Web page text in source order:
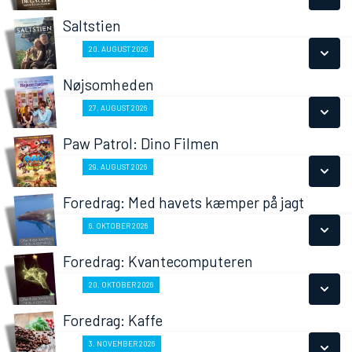
SE ALLE DAGE
Saltstien
20. AUGUST 2026
SE ALLE DAGE
Nøjsomheden
27. AUGUST 2026
SE ALLE DAGE
Paw Patrol: Dino Filmen
29. AUGUST 2026
SE ALLE DAGE
Foredrag: Med havets kæmper på jagt
6. OKTOBER 2026
SE ALLE DAGE
Foredrag: Kvantecomputeren
20. OKTOBER 2026
SE ALLE DAGE
Foredrag: Kaffe
3. NOVEMBER 2026